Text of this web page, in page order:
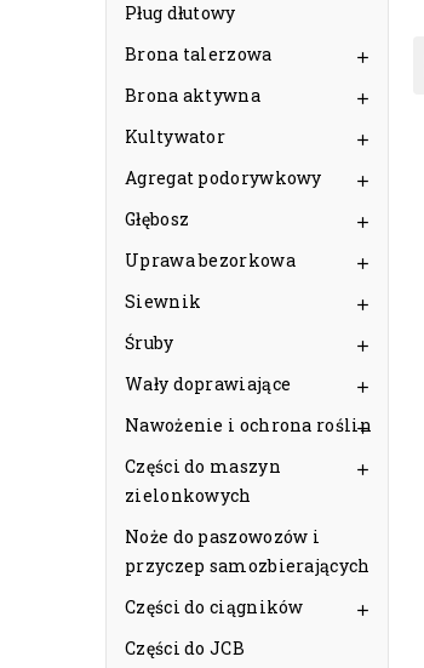
Pług dłutowy
Brona talerzowa

Brona aktywna 
Kultywator 
Agregat podorywkowy 
Głębosz 
Uprawa bezorkowa 
Siewnik 
Śruby 
Wały doprawiające 
Nawożenie i ochrona roślin

Części do maszyn
zielonkowych

Noże do paszowozów i
przyczep samozbierających
Części do ciągników

Części do JCB